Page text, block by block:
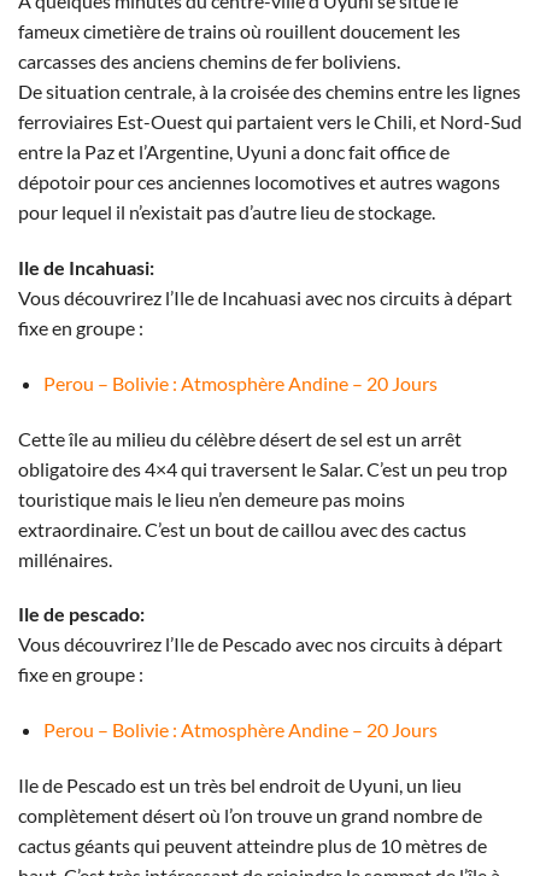
fameux cimetière de trains où rouillent doucement les
carcasses des anciens chemins de fer boliviens.
De situation centrale, à la croisée des chemins entre les lignes
ferroviaires Est-Ouest qui partaient vers le Chili, et Nord-Sud
entre la Paz et l’Argentine, Uyuni a donc fait office de
dépotoir pour ces anciennes locomotives et autres wagons
pour lequel il n’existait pas d’autre lieu de stockage.
Ile de Incahuasi:
Vous découvrirez l’Ile de Incahuasi avec nos circuits à départ
fixe en groupe :
Perou – Bolivie : Atmosphère Andine – 20 Jours
Cette île au milieu du célèbre désert de sel est un arrêt
obligatoire des 4×4 qui traversent le Salar. C’est un peu trop
touristique mais le lieu n’en demeure pas moins
extraordinaire. C’est un bout de caillou avec des cactus
millénaires.
Ile de pescado:
Vous découvrirez l’Ile de Pescado avec nos circuits à départ
fixe en groupe :
Perou – Bolivie : Atmosphère Andine – 20 Jours
Ile de Pescado est un très bel endroit de Uyuni, un lieu
complètement désert où l’on trouve un grand nombre de
cactus géants qui peuvent atteindre plus de 10 mètres de